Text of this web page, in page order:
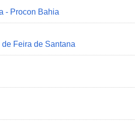
- Procon Bahia
Feira de Santana